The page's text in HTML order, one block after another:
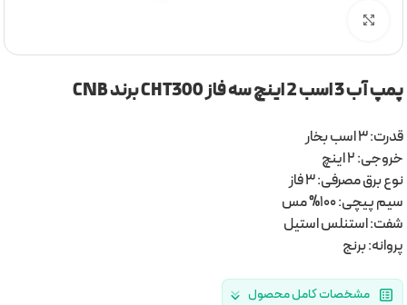
پمپ آب 3 اسب 2 اینچ سه فاز CHT300 برند CNB
قدرت: 3 اسب بخار
خروجی: 2 اینچ
نوع برق مصرفی: 3 فاز
سیم پیچی: 100% مس
شفت: استنلس استیل
پروانه: برنج
مشخصات کامل محصول